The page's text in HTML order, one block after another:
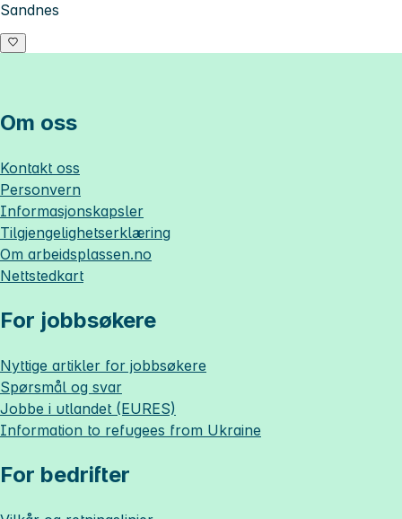
Sandnes
Om oss
Kontakt oss
Personvern
Informasjonskapsler
Tilgjengelighetserklæring
Om arbeidsplassen.no
Nettstedkart
For jobbsøkere
Nyttige artikler for jobbsøkere
Spørsmål og svar
Jobbe i utlandet (EURES)
Information to refugees from Ukraine
For bedrifter